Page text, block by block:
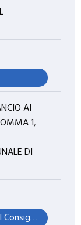
AI
1,
DI
Massimo CARRARA - Presidente del Consiglio